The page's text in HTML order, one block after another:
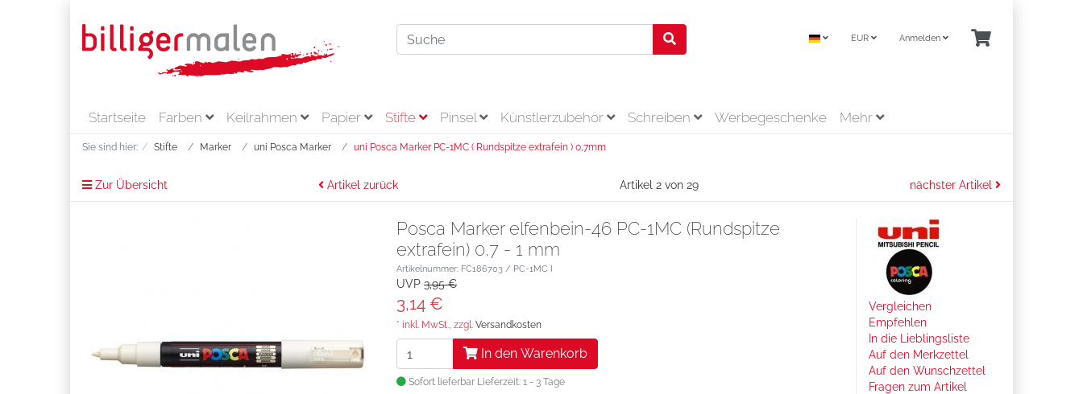
EUR Anmelden
Startseite Farben Keilrahmen Papier Stifte Pinsel Künstlerzubehör Schreiben Werbegeschenke Mehr
Sie sind hier: Stifte Marker uni Posca Marker uni Posca Marker PC-1MC ( Rundspitze extrafein ) 0,7mm
Zur Übersicht Artikel zurück Artikel 2 von 29 nächster Artikel
Posca Marker elfenbein-46 PC-1MC (Rundspitze
extrafein) 0,7 - 1 mm
Artikelnummer: FC186703 / PC-1MC I
UVP 3,95 €
3,14 €
* inkl. MwSt., zzgl. Versandkosten
In den Warenkorb
Sofort lieferbar Lieferzeit: 1 - 3 Tage
Vergleichen
Empfehlen
In die Lieblingsliste
Auf den Merkzettel
Auf den Wunschzettel
Fragen zum Artikel